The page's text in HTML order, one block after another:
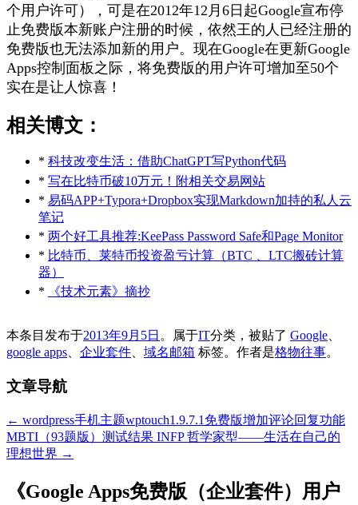
个用户许可），可是在2012年12月6日起Google宣布停
止免费版本新账户注册的时候，依然王的人已经注册的
免费版也无法添加新的用户。现在Google在更新Google
Apps控制面板之际，将免费版的用户许可增加至50个
实在是让人惊喜！
相关博文：
* 科技改变生活：借助ChatGPT写Python代码
* 写在比特币破10万元！附相关交易网站
* 易码APP+Typora+Dropbox实现Markdown加持的私人云
笔记
* 两个好工具推荐:KeePass Password Safe和Page Monitor
* 比特币、莱特币投资盈亏计算（BTC 、LTC搬砖计算
器）
*
《技术元素》摘抄
本条目发布于2013年9月5日 。属于IT分类，被贴了 Google
google apps
企业套件 域名邮箱 标签。 作者是格物往事。
文章导航
← wordpress手机主题wptouch1.9.7.1免费版增加评论回复功能
MBTI（93题版）测试结果 INFP 哲学家型——生活在自己的
理想世界 →
《Google Apps免费版（企业套件）用户